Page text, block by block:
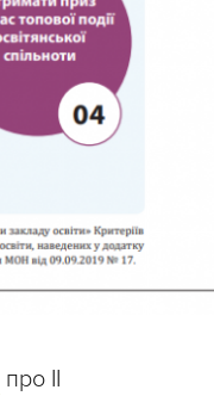
про ІІ